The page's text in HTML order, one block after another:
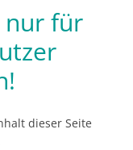
nur für
dieser Seite